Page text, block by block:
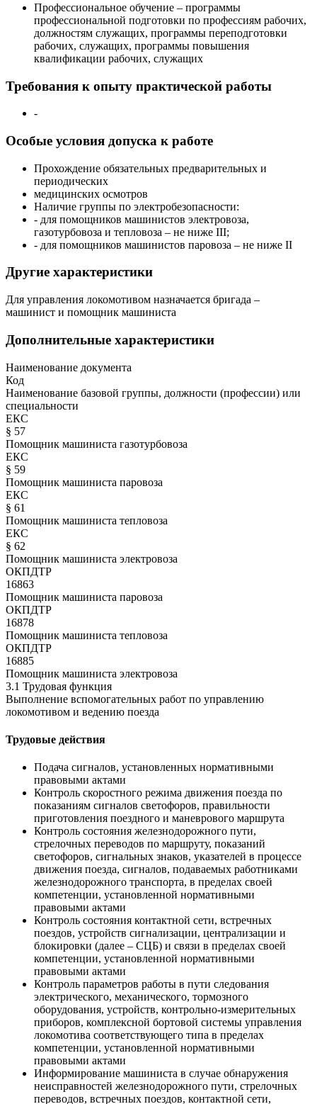
Профессиональное обучение – программы
профессиональной подготовки по профессиям рабочих,
должностям служащих, программы переподготовки
рабочих, служащих, программы повышения
квалификации рабочих, служащих
Требования к опыту практической работы
-
Особые условия допуска к работе
Прохождение обязательных предварительных и
периодических
медицинских осмотров
Наличие группы по электробезопасности:
- для помощников машинистов электровоза,
газотурбовоза и тепловоза – не ниже III;
- для помощников машинистов паровоза – не ниже II
Другие характеристики
Для управления локомотивом назначается бригада –
машинист и помощник машиниста
Дополнительные характеристики
Наименование документа
Код
Наименование базовой группы, должности (профессии) или
специальности
ЕКС
§ 57
Помощник машиниста газотурбовоза
ЕКС
§ 59
Помощник машиниста паровоза
ЕКС
§ 61
Помощник машиниста тепловоза
ЕКС
§ 62
Помощник машиниста электровоза
ОКПДТР
16863
Помощник машиниста паровоза
ОКПДТР
16878
Помощник машиниста тепловоза
ОКПДТР
16885
Помощник машиниста электровоза
3.1 Трудовая функция
Выполнение вспомогательных работ по управлению
локомотивом и ведению поезда
Трудовые действия
Подача сигналов, установленных нормативными
правовыми актами
Контроль скоростного режима движения поезда по
показаниям сигналов светофоров, правильности
приготовления поездного и маневрового маршрута
Контроль состояния железнодорожного пути,
стрелочных переводов по маршруту, показаний
светофоров, сигнальных знаков, указателей в процессе
движения поезда, сигналов, подаваемых работниками
железнодорожного транспорта, в пределах своей
компетенции, установленной нормативными
правовыми актами
Контроль состояния контактной сети, встречных
поездов, устройств сигнализации, централизации и
блокировки (далее – СЦБ) и связи в пределах своей
компетенции, установленной нормативными
правовыми актами
Контроль параметров работы в пути следования
электрического, механического, тормозного
оборудования, устройств, контрольно-измерительных
приборов, комплексной бортовой системы управления
локомотива соответствующего типа в пределах
компетенции, установленной нормативными
правовыми актами
Информирование машиниста в случае обнаружения
неисправностей железнодорожного пути, стрелочных
переводов, встречных поездов, контактной сети,